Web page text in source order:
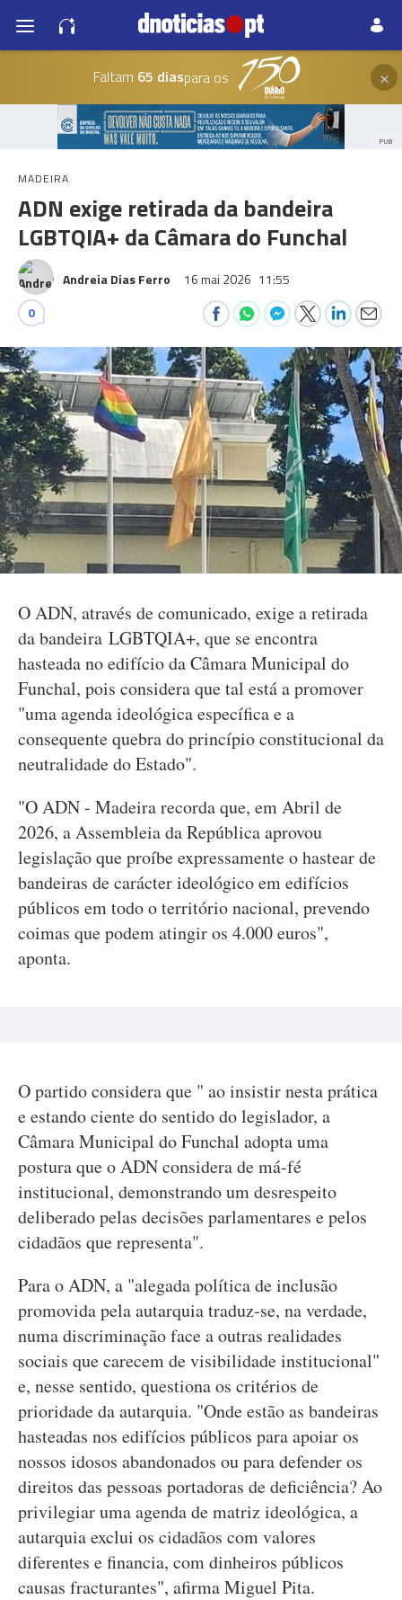
Faltam 65 diaspara os ×
PUB
MADEIRA
ADN exige retirada da bandeira
LGBTQIA+ da Câmara do Funchal
Andreia Dias Ferro 16 mai 2026 11:55
0
O ADN, através de comunicado, exige a retirada
da bandeira LGBTQIA+, que se encontra
hasteada no edifício da Câmara Municipal do
Funchal, pois considera que tal está a promover
"uma agenda ideológica específica e a
consequente quebra do princípio constitucional da
neutralidade do Estado".
"O ADN - Madeira recorda que, em Abril de
2026, a Assembleia da República aprovou
legislação que proíbe expressamente o hastear de
bandeiras de carácter ideológico em edifícios
públicos em todo o território nacional, prevendo
coimas que podem atingir os 4.000 euros",
aponta.
O partido considera que " ao insistir nesta prática
e estando ciente do sentido do legislador, a
Câmara Municipal do Funchal adopta uma
postura que o ADN considera de má-fé
institucional, demonstrando um desrespeito
deliberado pelas decisões parlamentares e pelos
cidadãos que representa".
Para o ADN, a "alegada política de inclusão
promovida pela autarquia traduz-se, na verdade,
numa discriminação face a outras realidades
sociais que carecem de visibilidade institucional"
e, nesse sentido, questiona os critérios de
prioridade da autarquia. "Onde estão as bandeiras
hasteadas nos edifícios públicos para apoiar os
nossos idosos abandonados ou para defender os
direitos das pessoas portadoras de deficiência? Ao
privilegiar uma agenda de matriz ideológica, a
autarquia exclui os cidadãos com valores
diferentes e financia, com dinheiros públicos
causas fracturantes", afirma Miguel Pita.